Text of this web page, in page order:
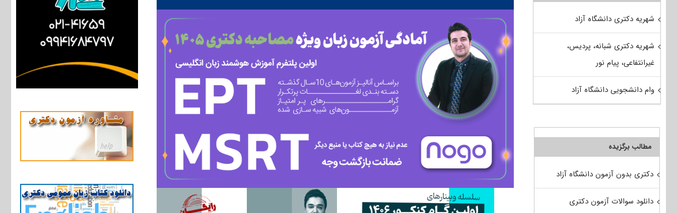
شهریه دکتری دانشگاه آزاد
شهریه دکتری شبانه، پردیس،
غیرانتفاعی، پیام نور
وام دانشجویی دانشگاه آزاد
مطالب برگزیده
دکتری بدون آزمون دانشگاه آزاد
دانلود سوالات آزمون دکتری